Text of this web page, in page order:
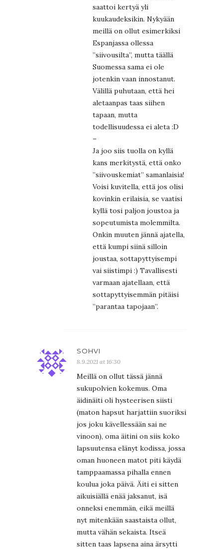
saattoi kertyä yli
kuukaudeksikin. Nykyään
meillä on ollut esimerkiksi
Espanjassa ollessa
”siivousilta”, mutta täällä
Suomessa sama ei ole
jotenkin vaan innostanut.
Välillä puhutaan, että hei
aletaanpas taas siihen
tapaan, mutta
todellisuudessa ei aleta :D
–
Ja joo siis tuolla on kyllä
kans merkitystä, että onko
”siivouskemiat” samanlaisia!
Voisi kuvitella, että jos olisi
kovinkin erilaisia, se vaatisi
kyllä tosi paljon joustoa ja
sopeutumista molemmilta.
Onkin muuten jännä ajatella,
että kumpi siinä silloin
joustaa, sottapyttyisempi
vai siistimpi :) Tavallisesti
varmaan ajatellaan, että
sottapyttyisemmän pitäisi
”parantaa tapojaan”.
SOHVI
8.9.2021 at 16:30
Meillä on ollut tässä jännä
sukupolvien kokemus. Oma
äidinäiti oli hysteerisen siisti
(maton hapsut harjattiin suoriksi
jos joku kävellessään sai ne
vinoon), oma äitini on siis koko
lapsuutensa elänyt kodissa, jossa
oman huoneen matot piti käydä
tamppaamassa pihalla ennen
koulua joka päivä. Äiti ei sitten
aikuisiällä enää jaksanut, isä
onneksi enemmän, eikä meillä
nyt mitenkään saastaista ollut,
mutta vähän sekaista. Itseä
sitten taas lapsena aina ärsytti